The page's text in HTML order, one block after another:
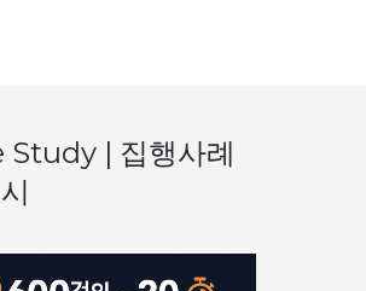
Study | 집행사례